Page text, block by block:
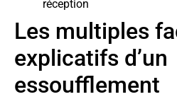
réception
Les multiples
explicatifs d’un
essoufflement